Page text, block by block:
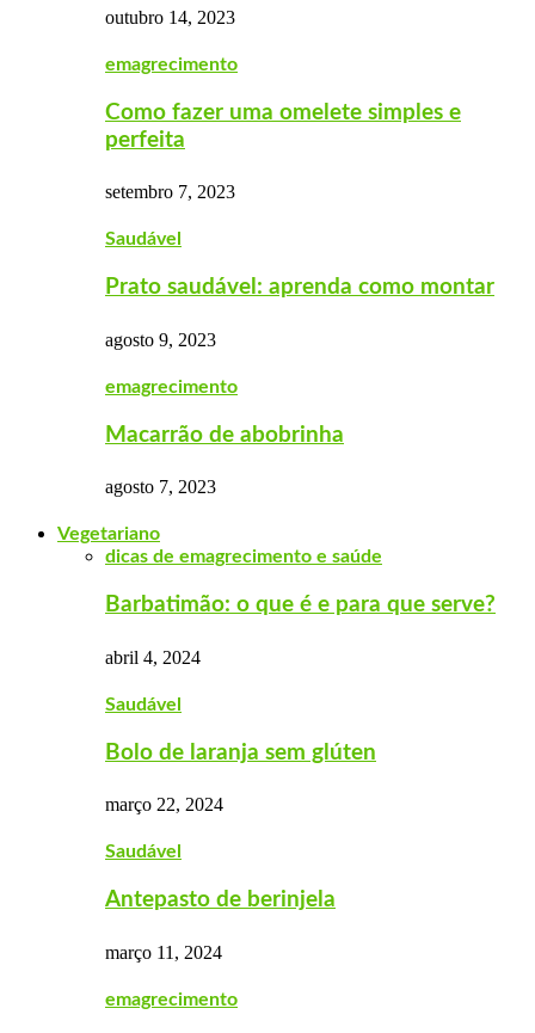
outubro 14, 2023
emagrecimento
Como fazer uma omelete simples e
perfeita
setembro 7, 2023
Saudável
Prato saudável: aprenda como montar
agosto 9, 2023
emagrecimento
Macarrão de abobrinha
agosto 7, 2023
Vegetariano
dicas de emagrecimento e saúde
Barbatimão: o que é e para que serve?
abril 4, 2024
Saudável
Bolo de laranja sem glúten
março 22, 2024
Saudável
Antepasto de berinjela
março 11, 2024
emagrecimento